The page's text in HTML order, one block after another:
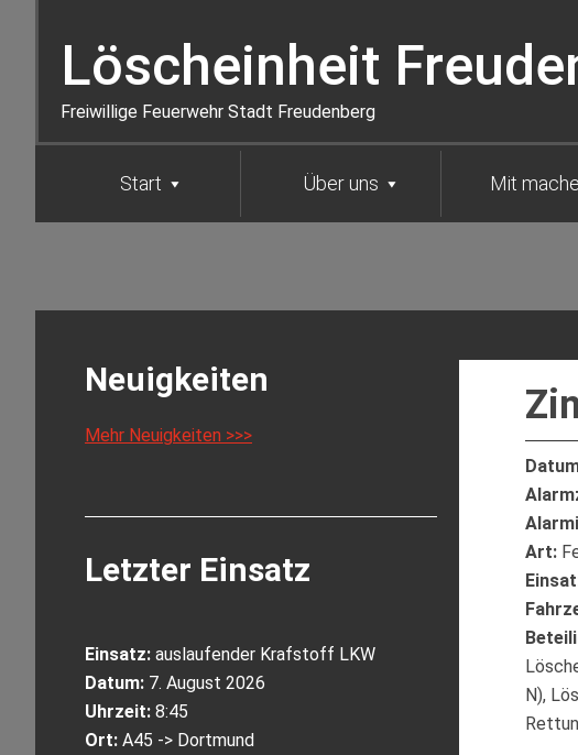
Hauptnavigation
SeitenspalteLöscheinheit
Freiwillige Feuerwehr Stadt Freudenberg
Start Über uns Mit
Art:
N),
Seitenspalte
Neuigkeiten
Mehr Neuigkeiten >>>
Letzter Einsatz
Einsatz: auslaufender Krafstoff LKW
Datum: 7. August 2026
Uhrzeit: 8:45
Ort: A45 -> Dortmund